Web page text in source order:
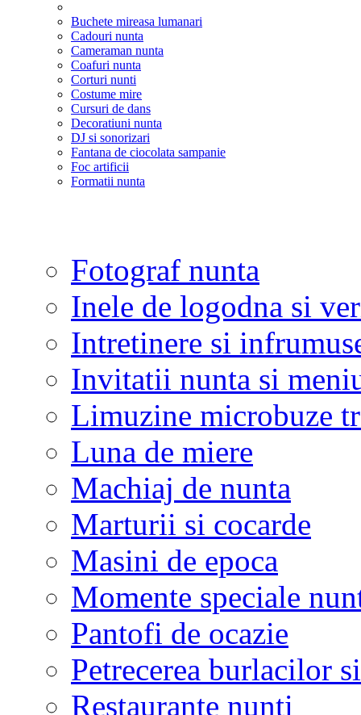
Buchete mireasa lumanari
Cadouri nunta
Cameraman nunta
Coafuri nunta
Corturi nunti
Costume mire
Cursuri de dans
Decoratiuni nunta
DJ si sonorizari
Fantana de ciocolata sampanie
Foc artificii
Formatii nunta
Fotograf nunta
Inele de logodna si
Intretinere si
Invitatii nunta si
Limuzine microbuze
Luna de miere
Machiaj de nunta
Marturii si cocarde
Masini de epoca
Momente speciale
Pantofi de ocazie
Petrecerea burlacilor
Restaurante nunti